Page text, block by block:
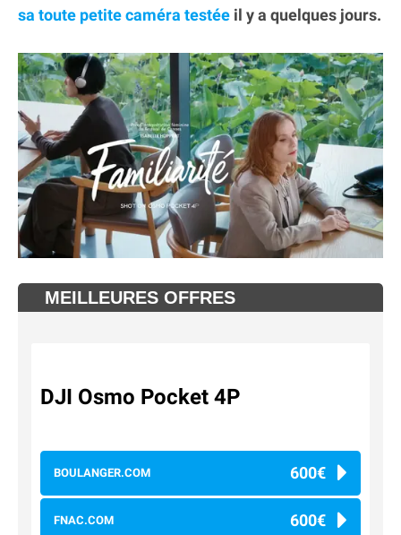
sa toute petite caméra testée il y a quelques jours.
MEILLEURES OFFRES
DJI Osmo Pocket 4P
BOULANGER.COM 600€
FNAC.COM 600€